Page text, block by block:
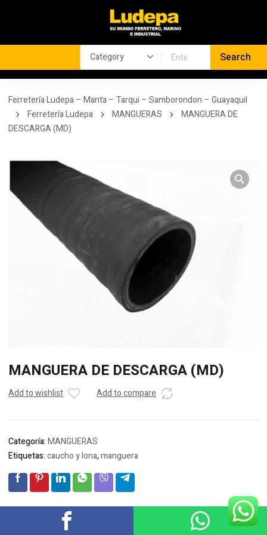
Ferretería Ludepa – Manta – Tarqui – Samborondon – Guayaquil
Ferretería Ludepa
MANGUERAS
MANGUERA DE
DESCARGA (MD)
MANGUERA DE DESCARGA (MD)
Add to wishlist Add to compare
Categoría:MANGUERAS
Etiquetas:caucho y lona,manguera
Descripción